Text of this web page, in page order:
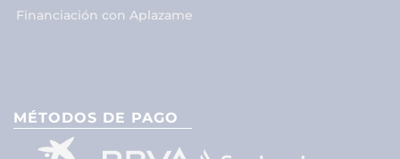
Financiación con Aplazame
MÉTODOS DE PAGO